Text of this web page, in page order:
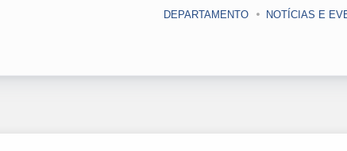
DEPARTAMENTO NOTÍCIAS E